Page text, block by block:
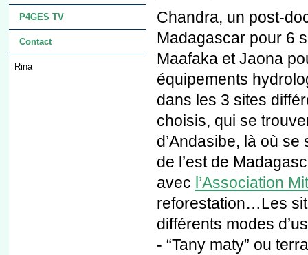
P4GES TV
Contact
Rina
Chandra, un post-
Madagascar pour 6
Maafaka et Jaona
équipements
dans les 3 sites
choisis, qui se
d’Andasibe, là où
de l’est de
avec l’Association
reforestation…Les
différents modes
- “Tany maty” ou